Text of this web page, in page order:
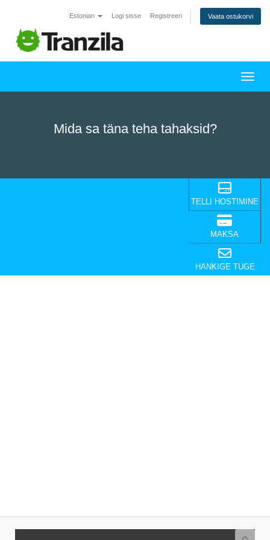
Estonian Logi sisse Registreeri Vaata ostukorvi
Mida sa täna teha tahaksid?
TELLI HOSTIMINE
MAKSA
HANKIGE TUGE